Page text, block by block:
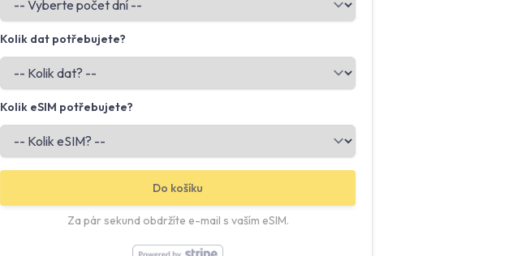
Kolik dat potřebujete?
Kolik eSIM potřebujete?
Do košíku
Za pár sekund obdržíte e-mail s vaším eSIM.